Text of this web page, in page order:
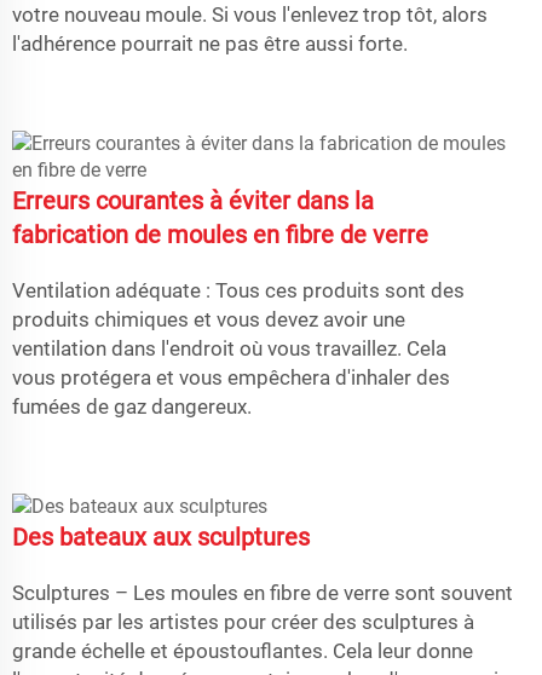
votre nouveau moule. Si vous l'enlevez trop tôt, alors
l'adhérence pourrait ne pas être aussi forte.
Erreurs courantes à éviter dans la
fabrication de moules en fibre de verre
Ventilation adéquate : Tous ces produits sont des
produits chimiques et vous devez avoir une
ventilation dans l'endroit où vous travaillez. Cela
vous protégera et vous empêchera d'inhaler des
fumées de gaz dangereux.
Des bateaux aux sculptures
Sculptures – Les moules en fibre de verre sont souvent
utilisés par les artistes pour créer des sculptures à
grande échelle et époustouflantes. Cela leur donne